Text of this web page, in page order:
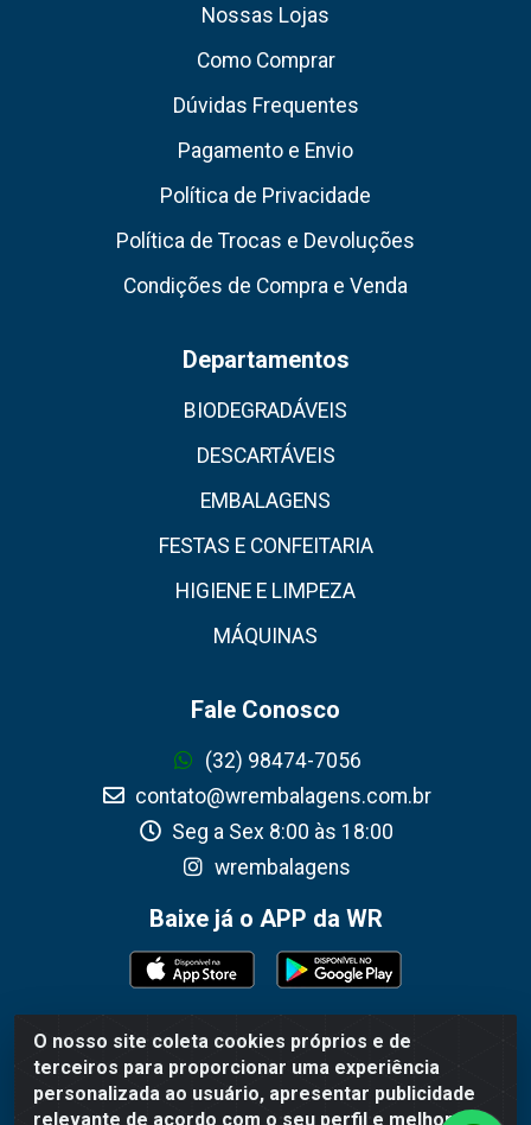
O nosso site coleta cookies próprios e de
terceiros para proporcionar uma experiência
personalizada ao usuário, apresentar publicidade
relevante de acordo com o seu perfil e melhorar a
Nossas Lojas
Como Comprar
Dúvidas Frequentes
Pagamento e Envio
Política de Privacidade
Política de Trocas e Devoluções
Condições de Compra e Venda
Departamentos
BIODEGRADÁVEIS
DESCARTÁVEIS
EMBALAGENS
FESTAS E CONFEITARIA
HIGIENE E LIMPEZA
MÁQUINAS
Fale Conosco
(32) 98474-7056
contato@wrembalagens.com.br
Seg a Sex 8:00 às 18:00
wrembalagens
Baixe já o APP da WR
WR Embalagens - R. Cel. Teodoro Gomes de Araújo, 1360 -
Grogotó - Barbacena / MG - CEP 36202-628 - CNPJ
02.692.206/0001-55